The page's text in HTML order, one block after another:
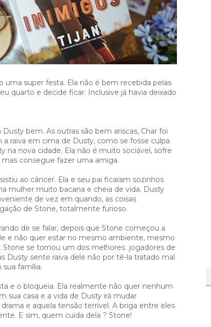
uma super festa. Ela não é bem recebida pelas
quarto e decide ficar. Inclusive já havia deixado
bem. As outras são bem ariscas, Char foi
raiva em cima de Dusty, como se fosse culpa
na nova cidade. Ela não é muito sociável, sofre
consegue fazer uma amiga.
ao câncer. Ela e seu pai ficaram sozinhos
mulher muito bacana e cheia de vida. Dusty
de vez em quando, as coisas
de Stone, totalmente furioso.
de se falar, depois que Stone começou a
e não quer estar no mesmo ambiente, mesmo
Stone se tornou um dos melhores jogadores de
Dusty sente raiva dele não por tê-la tratado mal
família.
e o bloqueia. Ela realmente não quer nenhum
sua casa e a vida de Dusty irá mudar
e aquela tensão terrível. A briga entre eles
E sim, quem cuida dela ? Stone!